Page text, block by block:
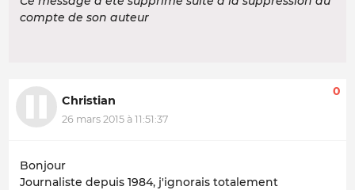
compte de son auteur
Christian
26 mars 2015 à 11:51:37
0
Bonjour
Journaliste depuis 1984, j'ignorais totalement